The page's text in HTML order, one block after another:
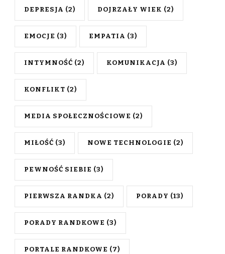
DEPRESJA (2) DOJRZAŁY WIEK (2)
EMOCJE (3) EMPATIA (3)
INTYMNOŚĆ (2) KOMUNIKACJA (3)
KONFLIKT (2)
MEDIA SPOŁECZNOŚCIOWE (2)
MIŁOŚĆ (3) NOWE TECHNOLOGIE (2)
PEWNOŚĆ SIEBIE (3)
PIERWSZA RANDKA (2) PORADY (13)
PORADY RANDKOWE (3)
PORTALE RANDKOWE (7)